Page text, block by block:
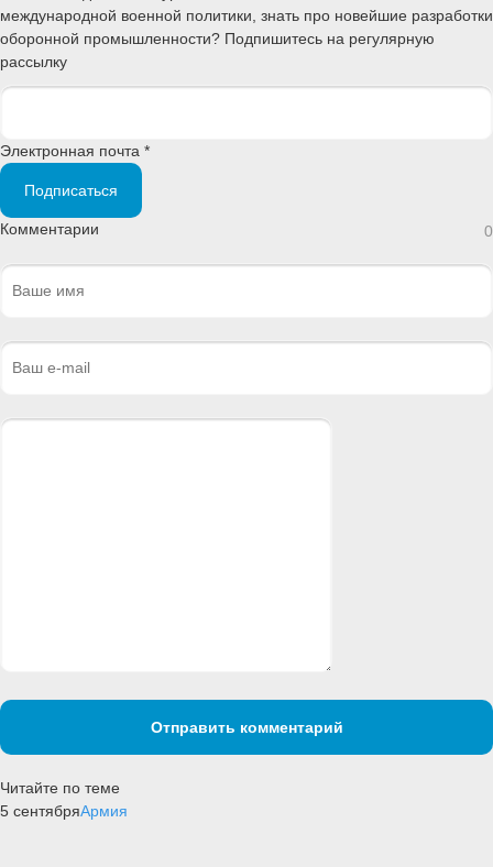
международной военной политики, знать про новейшие разработки
оборонной промышленности? Подпишитесь на регулярную
рассылку
Электронная почта *
Подписаться
Комментарии 0
Отправить комментарий
Читайте по теме
5 сентябряАрмия